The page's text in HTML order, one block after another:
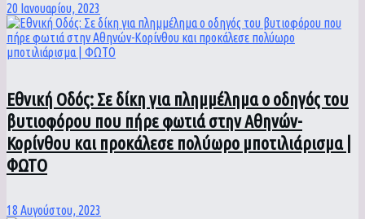
20 Ιανουαρίου, 2023
Εθνική Οδός: Σε δίκη για πλημμέλημα ο οδηγός του
βυτιοφόρου που πήρε φωτιά στην Αθηνών-
Κορίνθου και προκάλεσε πολύωρο μποτιλιάρισμα |
ΦΩΤΟ
18 Αυγούστου, 2023